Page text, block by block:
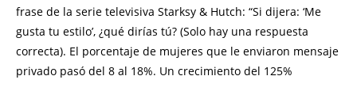
frase de la serie televisiva Starksy & Hutch: “Si dijera: ‘Me
gusta tu estilo’, ¿qué dirías tú? (Solo hay una respuesta
correcta). El porcentaje de mujeres que le enviaron mensaje
privado pasó del 8 al 18%. Un crecimiento del 125%